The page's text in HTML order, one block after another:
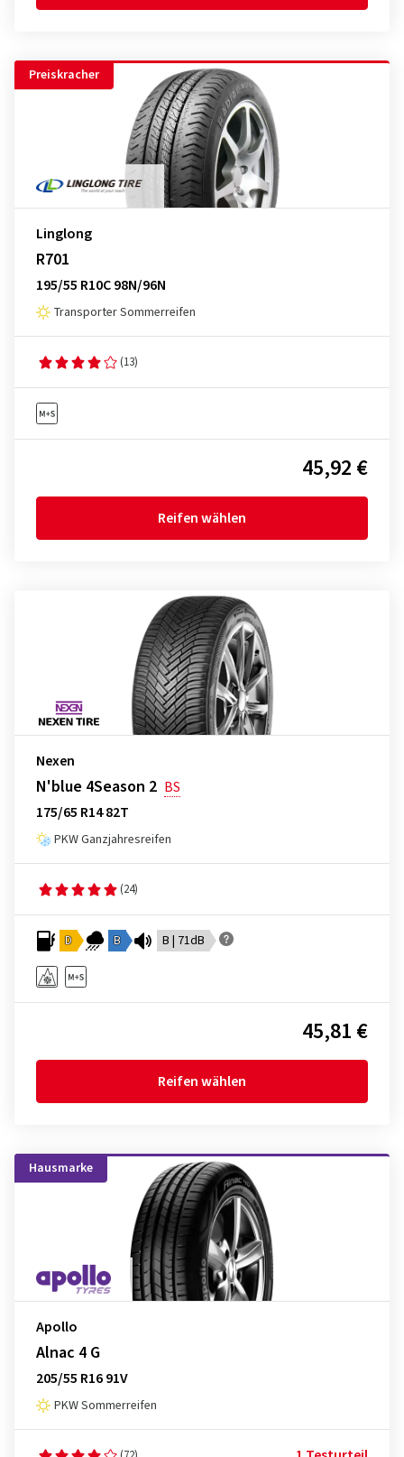
Preiskracher
Linglong
R701
195/55 R10C 98N/96N
Transporter Sommerreifen
(13)
45,92 €
Reifen wählen
Nexen
N'blue 4Season 2 BS
175/65 R14 82T
PKW Ganzjahresreifen
(24)
D B B | 71dB
45,81 €
Reifen wählen
Hausmarke
Apollo
Alnac 4 G
205/55 R16 91V
PKW Sommerreifen